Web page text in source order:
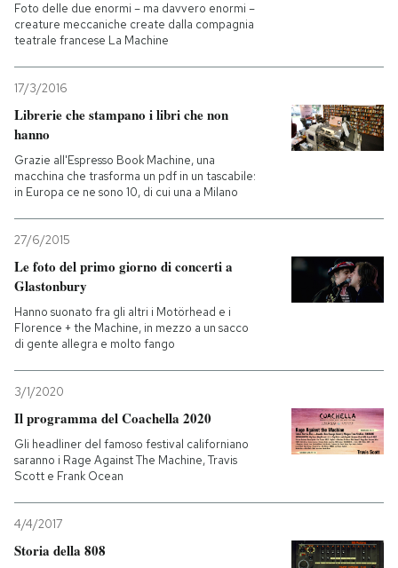
Foto delle due enormi – ma davvero enormi –
creature meccaniche create dalla compagnia
teatrale francese La Machine
17/3/2016
Librerie che stampano i libri che non
hanno
Grazie all'Espresso Book Machine, una
macchina che trasforma un pdf in un tascabile:
in Europa ce ne sono 10, di cui una a Milano
27/6/2015
Le foto del primo giorno di concerti a
Glastonbury
Hanno suonato fra gli altri i Motörhead e i
Florence + the Machine, in mezzo a un sacco
di gente allegra e molto fango
3/1/2020
Il programma del Coachella 2020
Gli headliner del famoso festival californiano
saranno i Rage Against The Machine, Travis
Scott e Frank Ocean
4/4/2017
Storia della 808